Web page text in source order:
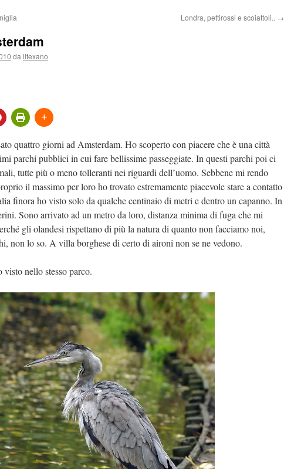
Londra, pettirossi e scoiattoli.. →
da iltexano
quattro giorni ad Amsterdam. Ho scoperto con piacere che è una città
parchi pubblici in cui fare bellissime passeggiate. In questi parchi poi ci
tutte più o meno tolleranti nei riguardi dell’uomo. Sebbene mi rendo
il massimo per loro ho trovato estremamente piacevole stare a contatto
finora ho visto solo da qualche centinaio di metri e dentro un capanno. In
Sono arrivato ad un metro da loro, distanza minima di fuga che mi
gli olandesi rispettano di più la natura di quanto non facciamo noi,
non lo so. A villa borghese di certo di aironi non se ne vedono.
nello stesso parco.